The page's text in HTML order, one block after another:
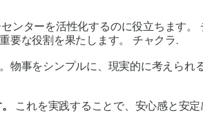
ンターを活性化するのに役立ちます。
要な役割を果たします。 チャクラ.
。物事をシンプルに、現実的に考えられ
これを実践することで、安心感と安定